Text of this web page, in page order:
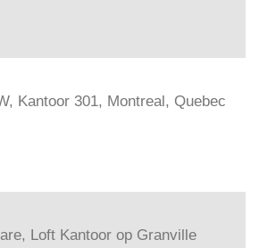
Kantoor 301, Montreal, Quebec
Loft Kantoor op Granville